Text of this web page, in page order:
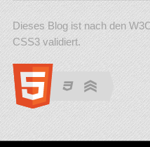
Dieses Blog ist nach den
CSS3 validiert.